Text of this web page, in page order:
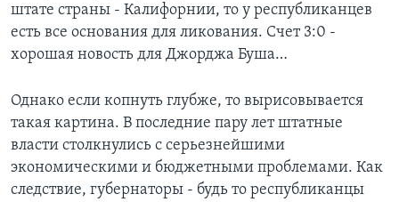
штате страны - Калифорнии, то у республиканцев
есть все основания для ликования. Счет 3:0 -
хорошая новость для Джорджа Буша…
Однако если копнуть глубже, то вырисовывается
такая картина. В последние пару лет штатные
власти столкнулись с серьезнейшими
экономическими и бюджетными проблемами. Как
следствие, губернаторы - будь то республиканцы